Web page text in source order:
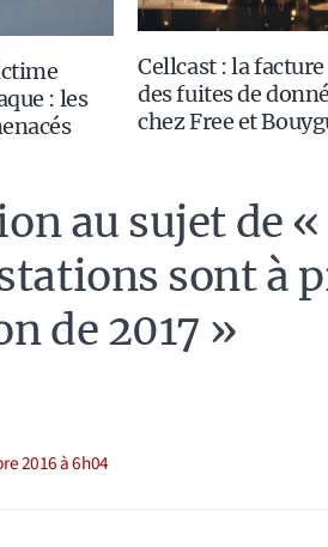
: les
Cellcast : la facture
des fuites de
chez Free et
au sujet de
sont à
de 2017 »
2016 à 6h04